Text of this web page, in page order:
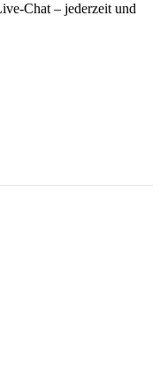
Chat – jederzeit und